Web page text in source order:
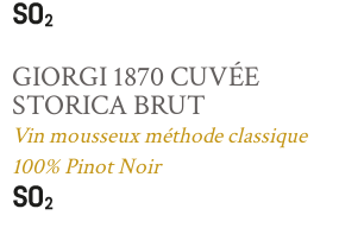
GIORGI 1870 CUVÉE
STORICA BRUT
Vin mousseux méthode classique
100% Pinot Noir